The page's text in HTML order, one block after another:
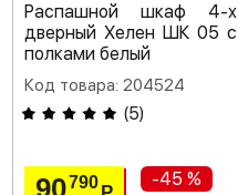
Распашной шкаф 4-х
дверный Хелен ШК 05 с
полками белый
Код товара: 204524
(5)
90790
-45 %